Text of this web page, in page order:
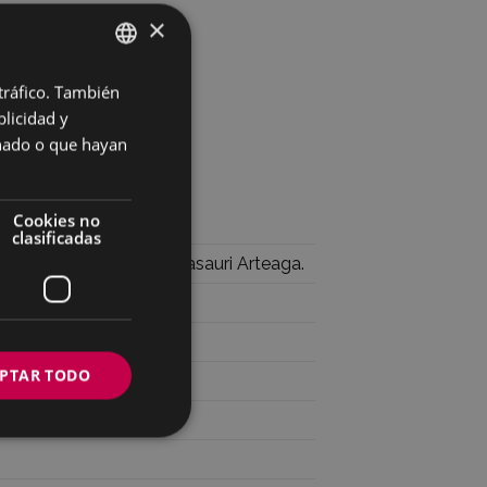
Arduraduna: Serafin Basauri Arteaga.
BASQUE
×
También
y
o que hayan
Cookies no
clasificadas
TODO